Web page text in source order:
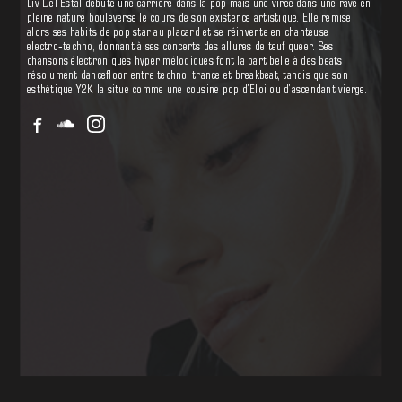
mélodiques font la part belle à des beats résolument dancefloor
entre techno, trance et breakbeat, tandis que son esthétique Y2K
la situe comme une cousine pop d’Eloi ou d’ascendant vierge.
Liv Del Estal débute une carrière dans la pop mais une virée dans une rave en
pleine nature bouleverse le cours de son existence artistique. Elle remise
alors ses habits de pop star au placard et se réinvente en chanteuse
electro‑techno, donnant à ses concerts des allures de teuf queer. Ses
chansons électroniques hyper mélodiques font la part belle à des beats
résolument dancefloor entre techno, trance et breakbeat, tandis que son
esthétique Y2K la situe comme une cousine pop d’Eloi ou d’ascendant vierge.